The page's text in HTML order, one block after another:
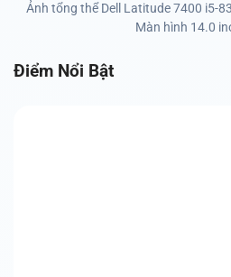
Ảnh tổng thể Dell Latitude 7400 i5-
Màn hình 14.0
Điểm Nổi Bật